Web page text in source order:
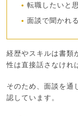
転職したいと
面談で聞かれ
経歴やスキルは書類
性は直接話さなけれ
そのため、面談を通
認しています。